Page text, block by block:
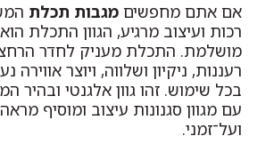
אם אתם מחפשים מגבות תכלת
רכות ועיצוב מרגיע, הגוון התכלת
מושלמת. התכלת מעניק לחדר
רעננות, ניקיון ושלווה, ויוצר אווירה
בכל שימוש. זהו גוון אלגנטי ובהיר
עם מגוון סגנונות עיצוב ומוסיף
ועל־זמני.